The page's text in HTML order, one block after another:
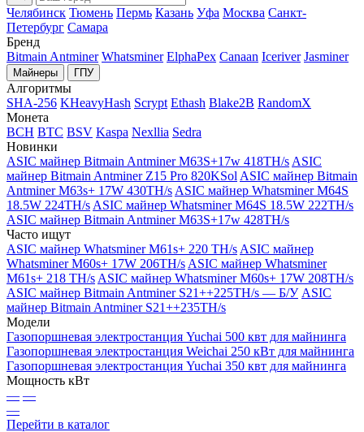
Челябинск Тюмень Пермь Казань Уфа Москва Санкт-
Петербург Самара
Бренд
Bitmain Antminer Whatsminer ElphaPex Canaan Iceriver Jasminer
Майнеры ГПУ
Алгоритмы
SHA-256 KHeavyHash Scrypt Ethash Blake2B RandomX
Монета
BCH BTC BSV Kaspa Nexllia Sedra
Новинки
ASIC майнер Bitmain Antminer M63S+17w 418TH/s ASIC
майнер Bitmain Antminer Z15 Pro 820KSol ASIC майнер Bitmain
Antminer M63s+ 17W 430TH/s ASIC майнер Whatsminer M64S
18.5W 224TH/s ASIC майнер Whatsminer M64S 18.5W 222TH/s
ASIC майнер Bitmain Antminer M63S+17w 428TH/s
Часто ищут
ASIC майнер Whatsminer M61s+ 220 TH/s ASIC майнер
Whatsminer M60s+ 17W 206TH/s ASIC майнер Whatsminer
M61s+ 218 TH/s ASIC майнер Whatsminer M60s+ 17W 208TH/s
ASIC майнер Bitmain Antminer S21++225TH/s — Б/У ASIC
майнер Bitmain Antminer S21++235TH/s
Модели
Газопоршневая электростанция Yuchai 500 квт для майнинга
Газопоршневая электростанция Weichai 250 кВт для майнинга
Газопоршневая электростанция Yuchai 350 квт для майнинга
Мощность кВт
— —
—
Перейти в каталог